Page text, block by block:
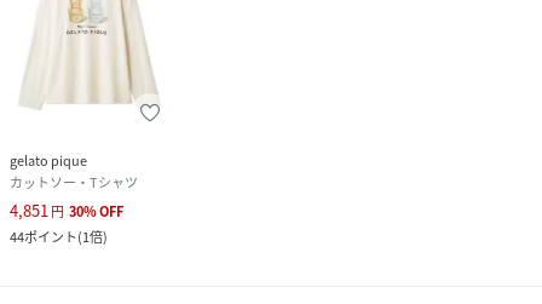
gelato pique
カットソー・Tシャツ
4,851 円 30%OFF
44ポイント(1倍)